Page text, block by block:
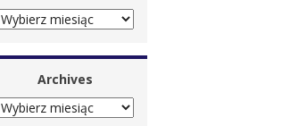
ARCHIWA
Archives
ARCHIVES